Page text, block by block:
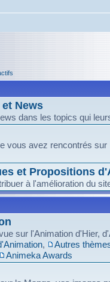
News
dans les topics qui
vous avez rencontrés
et Propositions
à l'amélioration du
sur l'Animation d'Hier,
,
Autres
Animeka Awards